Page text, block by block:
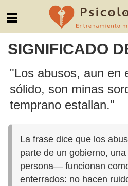
SIGNIFICADO
"Los abusos, aun en
sólido, son minas
temprano estallan."
La frase dice que los
parte de un gobierno,
persona— funcionan
enterrados: no hacen